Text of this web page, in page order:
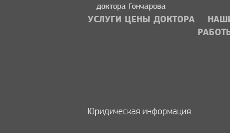
доктора Гончарова
УСЛУГИ ЦЕНЫ ДОКТОРА
Юридическая информация